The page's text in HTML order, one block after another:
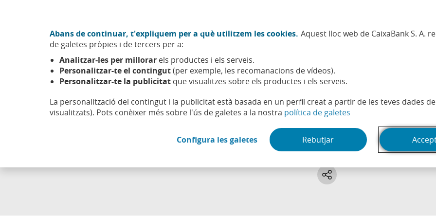
Abans de continuar, t'expliquem per a què utilitzem les cookies. Aquest lloc web de CaixaBank S. A.
de galetes pròpies i de tercers per a:
Analitzar-les per millorar els productes i els serveis.
Personalitzar-te el contingut(per exemple, les recomanacions de vídeos).
Personalitzar-te la publicitat que visualitzes sobre els productes i els serveis.
La personalització del contingut i la publicitat està basada en un perfil creat a partir de les teves dades
visualitzats). Pots conèixer més sobre l'ús de galetes a la nostra política de galetes
Configura les galetes(Obre en finestra nova)
Rebutjar
Sobre nosaltres Accionistes i inversors
Esfera Immobiliari
Immobiliari
Troba aquí tots els articles, vídeos i pòdcasts sobre immobiliari a